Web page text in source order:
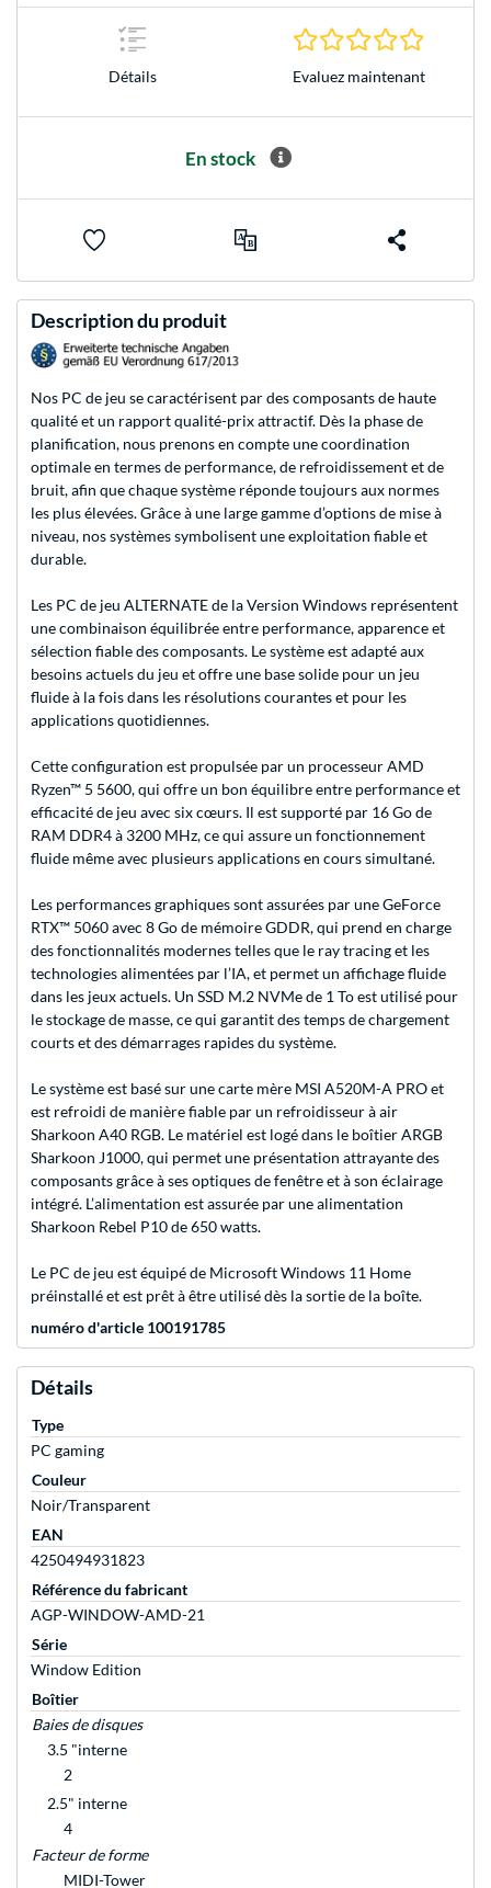
Détails Evaluez maintenant
En stock
Description du produit
Nos PC de jeu se caractérisent par des composants de haute
qualité et un rapport qualité-prix attractif. Dès la phase de
planification, nous prenons en compte une coordination
optimale en termes de performance, de refroidissement et de
bruit, afin que chaque système réponde toujours aux normes
les plus élevées. Grâce à une large gamme d’options de mise à
niveau, nos systèmes symbolisent une exploitation fiable et
durable.
Les PC de jeu ALTERNATE de la Version Windows représentent
une combinaison équilibrée entre performance, apparence et
sélection fiable des composants. Le système est adapté aux
besoins actuels du jeu et offre une base solide pour un jeu
fluide à la fois dans les résolutions courantes et pour les
applications quotidiennes.
Cette configuration est propulsée par un processeur AMD
Ryzen™ 5 5600, qui offre un bon équilibre entre performance et
efficacité de jeu avec six cœurs. Il est supporté par 16 Go de
RAM DDR4 à 3200 MHz, ce qui assure un fonctionnement
fluide même avec plusieurs applications en cours simultané.
Les performances graphiques sont assurées par une GeForce
RTX™ 5060 avec 8 Go de mémoire GDDR, qui prend en charge
des fonctionnalités modernes telles que le ray tracing et les
technologies alimentées par l’IA, et permet un affichage fluide
dans les jeux actuels. Un SSD M.2 NVMe de 1 To est utilisé pour
le stockage de masse, ce qui garantit des temps de chargement
courts et des démarrages rapides du système.
Le système est basé sur une carte mère MSI A520M-A PRO et
est refroidi de manière fiable par un refroidisseur à air
Sharkoon A40 RGB. Le matériel est logé dans le boîtier ARGB
Sharkoon J1000, qui permet une présentation attrayante des
composants grâce à ses optiques de fenêtre et à son éclairage
intégré. L’alimentation est assurée par une alimentation
Sharkoon Rebel P10 de 650 watts.
Le PC de jeu est équipé de Microsoft Windows 11 Home
préinstallé et est prêt à être utilisé dès la sortie de la boîte.
numéro d'article 100191785
Détails
Type
PC gaming
Couleur
Noir/Transparent
EAN
4250494931823
Référence du fabricant
AGP-WINDOW-AMD-21
Série
Window Edition
Boîtier
Baies de disques
3.5 "interne
2
2.5" interne
4
Facteur de forme
MIDI-Tower